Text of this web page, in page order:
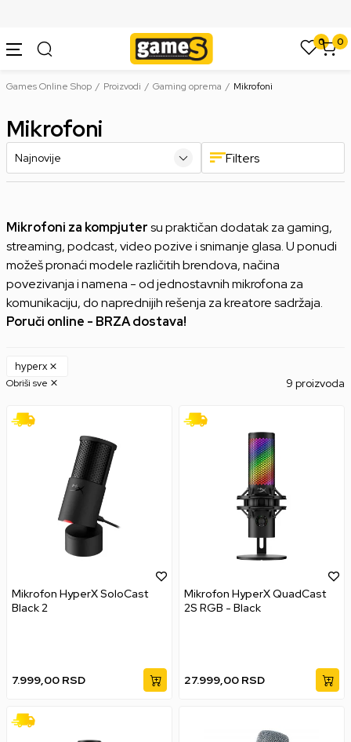
0 0
Games Online Shop Proizvodi Gaming oprema Mikrofoni
Mikrofoni
Filters
Mikrofoni za kompjutersu praktičan dodatak za gaming,
streaming, podcast, video pozive i snimanje glasa. U ponudi
možeš pronaći modele različitih brendova, načina
povezivanja i namena - od jednostavnih mikrofona za
komunikaciju, do naprednijih rešenja za kreatore sadržaja.
Poruči online - BRZA dostava!
hyperx
9 proizvoda
Obriši sve
Mikrofon HyperX SoloCast
Black 2
7.999,00 RSD
Mikrofon HyperX QuadCast
2S RGB - Black
27.999,00 RSD